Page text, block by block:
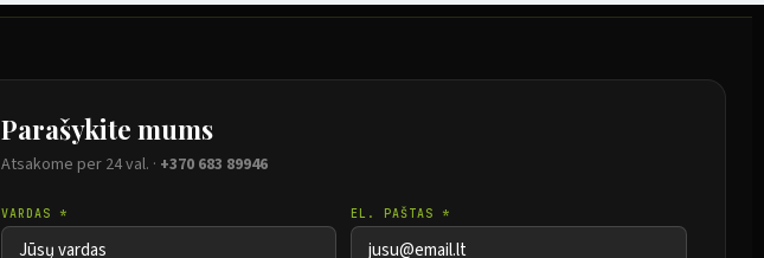
Parašykite mums
Atsakome per 24 val. · +370 683 89946
VARDAS * EL. PAŠTAS *